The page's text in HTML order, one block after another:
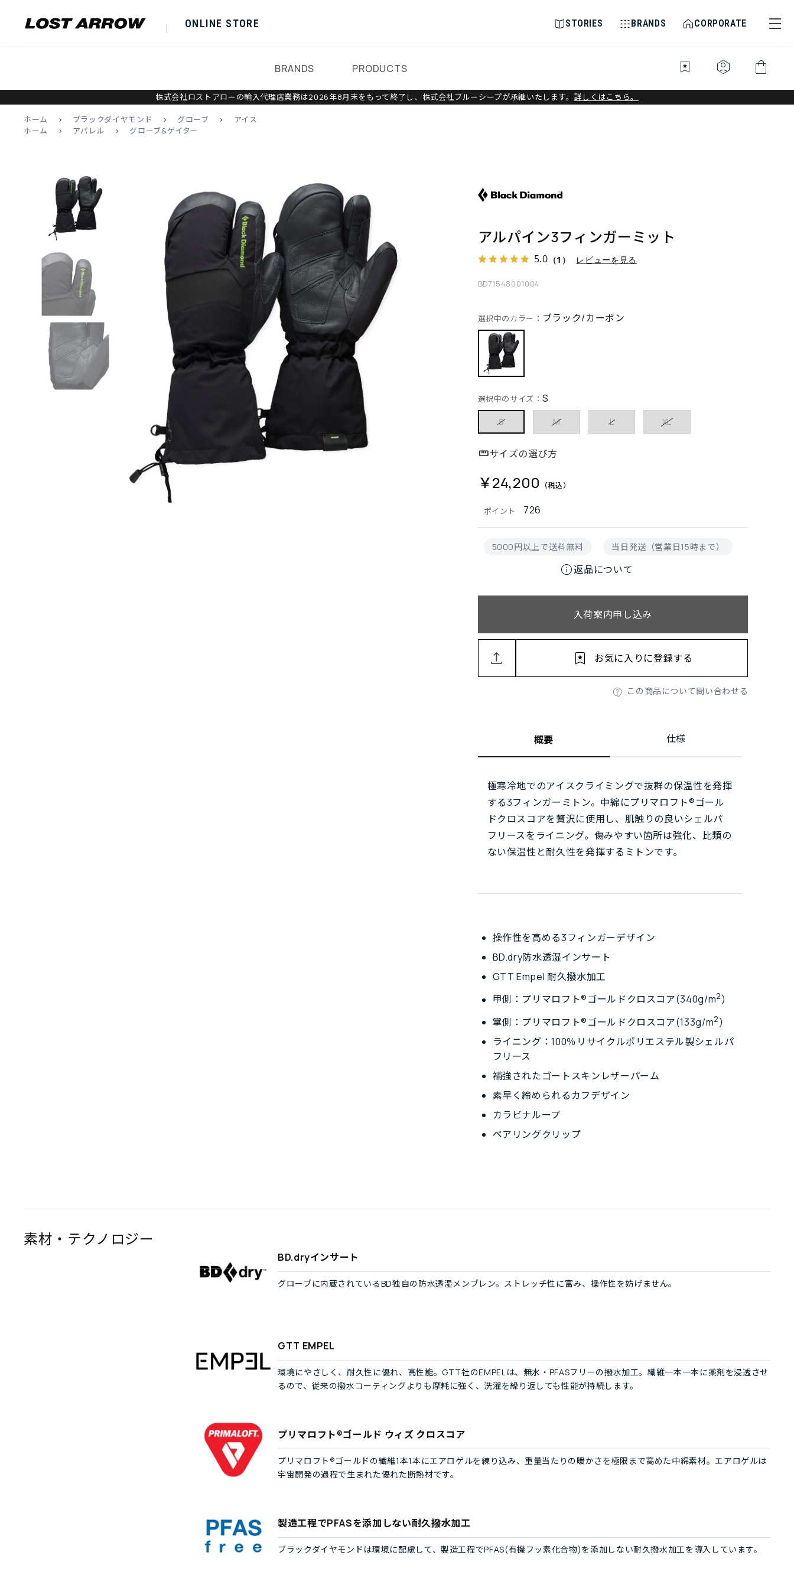
ONLINE STORE STORIES BRANDS CORPORATE
BRANDS PRODUCTS bookmark_star identity_platform shopping_bag
株式会社ロストアローの輸入代理店業務は2026年8月末をもって終了し、株式会社ブルーシープが承継いたします。 詳しくはこちら。
ホーム > ブラックダイヤモンド > グローブ >
アイス
ホーム
> アパレル > グローブ&ゲイター
アルパイン3フィンガーミット
5.0 （1） レビューを見る
BD71548001004
ポイント 726
選択中のカラー： ブラック/カーボン
選択中のサイズ： S
S M L XL
サイズの選び方
5000円以上で送料無料 当日発送（営業日15時まで）
info返品について
￥24,200
入荷案内申し込み
この商品について問い合わせる
お気に入りに登録する
概要 仕様
極寒冷地でのアイスクライミングで抜群の保温性を発揮
する3フィンガーミトン。中綿にプリマロフト®ゴール
ドクロスコアを贅沢に使用し、肌触りの良いシェルパ
フリースをライニング。傷みやすい箇所は強化、比類の
ない保温性と耐久性を発揮するミトンです。
操作性を高める3フィンガーデザイン
BD.dry防水透湿インサート
GTT Empel 耐久撥水加工
甲側：プリマロフト®ゴールドクロスコア(340g/m2)
掌側：プリマロフト®ゴールドクロスコア(133g/m2)
ライニング：100％リサイクルポリエステル製シェルパ
フリース
補強されたゴートスキンレザーパーム
素早く締められるカフデザイン
カラビナループ
ペアリングクリップ
素材・テクノロジー
BD.dryインサート
グローブに内蔵されているBD独自の防水透湿メンブレン。ストレッチ性に富み、操作性を妨げません。
GTT EMPEL
環境にやさしく、耐久性に優れ、高性能。GTT社のEMPELは、無水・PFASフリーの撥水加工。繊維一本一本に薬剤を浸透させ
るので、従来の撥水コーティングよりも摩耗に強く、洗濯を繰り返しても性能が持続します。
プリマロフト®ゴールド ウィズ クロスコア
プリマロフト®ゴールドの繊維1本1本にエアロゲルを練り込み、重量当たりの暖かさを極限まで高めた中綿素材。エアロゲルは
宇宙開発の過程で生まれた優れた断熱材です。
製造工程でPFASを添加しない耐久撥水加工
ブラックダイヤモンドは環境に配慮して、製造工程でPFAS(有機フッ素化合物)を添加しない耐久撥水加工を導入しています。